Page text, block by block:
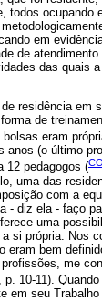
todos
em
de
das quais
residência em
de
eram
anos (o último
12 pedagogos (
uma das
com a
- diz ela - faço
uma
si própria. Nos
eram bem
me
, p. 10-11).
em seu